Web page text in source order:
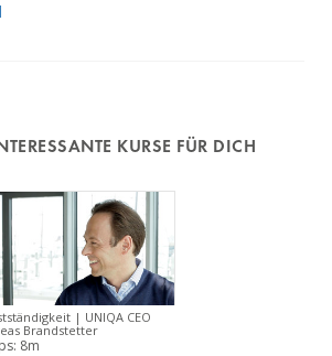
KURSE FÜR DICH
| UNIQA CEO
Brandstetter
8m